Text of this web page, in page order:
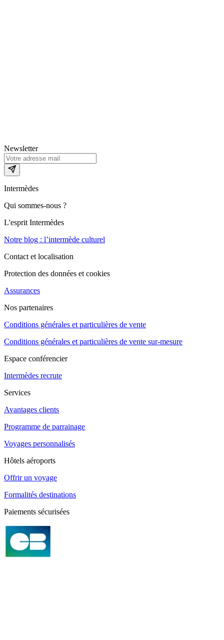
Newsletter
Intermèdes
Qui sommes-nous ?
L'esprit Intermèdes
Notre blog : l’intermède culturel
Contact et localisation
Protection des données et cookies
Assurances
Nos partenaires
Conditions générales et particulières de vente
Conditions générales et particulières de vente sur-mesure
Espace conférencier
Intermèdes recrute
Services
Avantages clients
Programme de parrainage
Voyages personnalisés
Hôtels aéroports
Offrir un voyage
Formalités destinations
Paiements sécurisées